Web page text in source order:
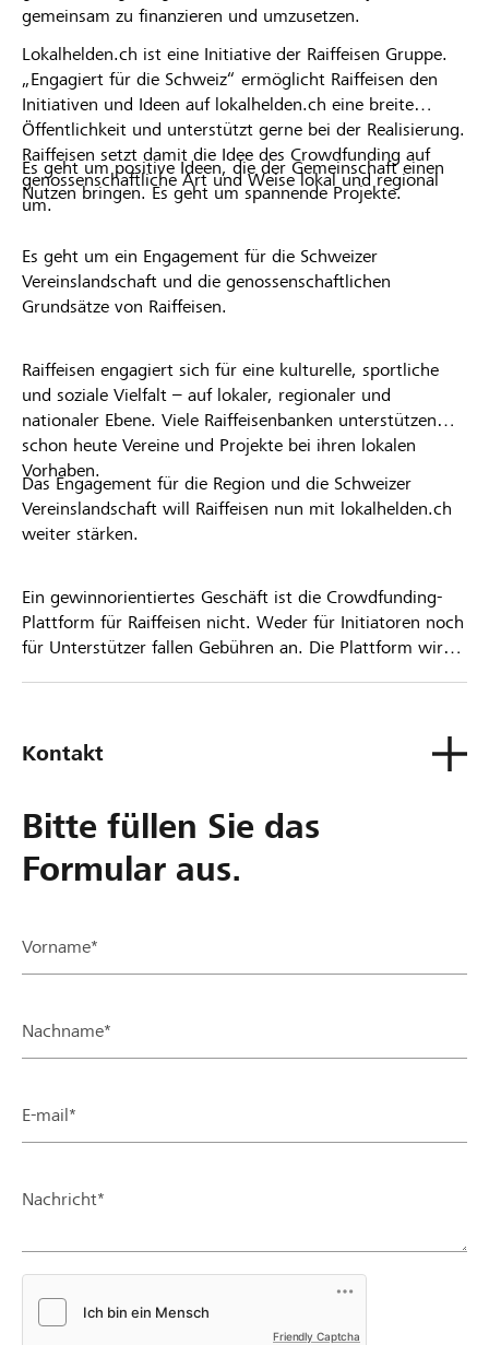
gemeinsam zu finanzieren und umzusetzen.
Lokalhelden.ch ist eine Initiative der Raiffeisen Gruppe.
„Engagiert für die Schweiz“ ermöglicht Raiffeisen den
Initiativen und Ideen auf lokalhelden.ch eine breite
Öffentlichkeit und unterstützt gerne bei der Realisierung.
Raiffeisen setzt damit die Idee des Crowdfunding auf
genossenschaftliche Art und Weise lokal und regional
um.
Es geht um positive Ideen, die der Gemeinschaft einen
Nutzen bringen. Es geht um spannende Projekte.
Es geht um ein Engagement für die Schweizer
Vereinslandschaft und die genossenschaftlichen
Grundsätze von Raiffeisen.
Raiffeisen engagiert sich für eine kulturelle, sportliche
und soziale Vielfalt – auf lokaler, regionaler und
nationaler Ebene. Viele Raiffeisenbanken unterstützen
schon heute Vereine und Projekte bei ihren lokalen
Vorhaben.
Das Engagement für die Region und die Schweizer
Vereinslandschaft will Raiffeisen nun mit lokalhelden.ch
weiter stärken.
Ein gewinnorientiertes Geschäft ist die Crowdfunding-
Plattform für Raiffeisen nicht. Weder für Initiatoren noch
für Unterstützer fallen Gebühren an. Die Plattform wird
Kontakt
Bitte füllen Sie das
Formular aus.
Vorname*
Nachname*
E-mail*
Nachricht*
Friendly Captcha